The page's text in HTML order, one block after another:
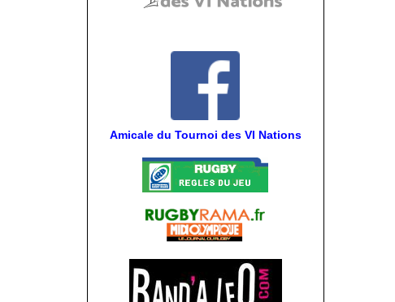
Amicale du Tournoi des VI Nations